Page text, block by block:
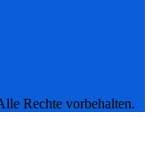
Rechte vorbehalten.